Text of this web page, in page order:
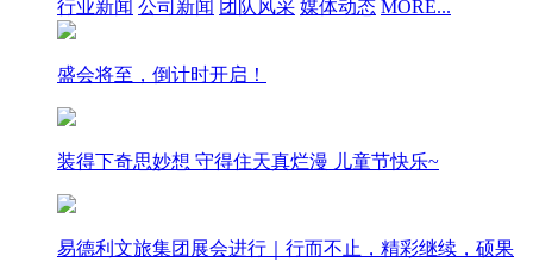
行业新闻 公司新闻 团队风采 媒体动态 MORE...
盛会将至，倒计时开启！
装得下奇思妙想 守得住天真烂漫 儿童节快乐~
易德利文旅集团展会进行｜行而不止，精彩继续，硕果